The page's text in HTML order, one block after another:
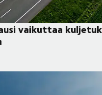
vaikuttaa
kuljetuksiin